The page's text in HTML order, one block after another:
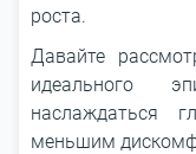
роста.
Давайте
идеального
наслаждаться
меньшим